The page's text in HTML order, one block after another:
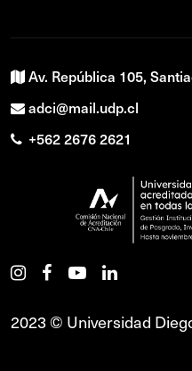
Av. República 105,
adci@mail.udp.cl
+562 2676 2621
2023 © Universidad